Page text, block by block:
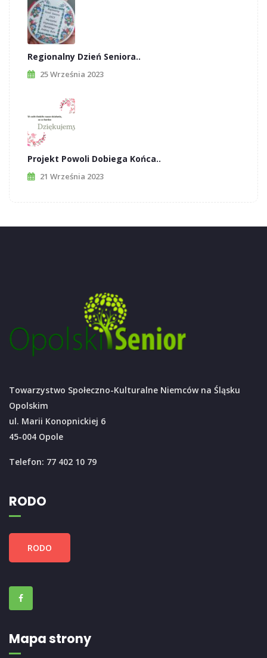
Regionalny Dzień Seniora..
25 Września 2023
Projekt Powoli Dobiega Końca..
21 Września 2023
Towarzystwo Społeczno-Kulturalne Niemców na Śląsku
Opolskim
ul. Marii Konopnickiej 6
45-004 Opole
Telefon: 77 402 10 79
RODO
RODO
Mapa strony